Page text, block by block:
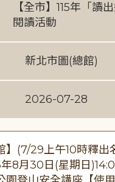
【全市】115年「讀
閱讀活動
新北市圖(總館)
2026-07-28
】(7/29上午10時釋
年8月30日(星期日